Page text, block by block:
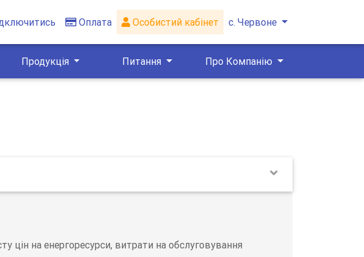
Оплата Особистий кабінет с. Червоне
Продукція Питання Про Компанію
цін на енергоресурси, витрати на обслуговування